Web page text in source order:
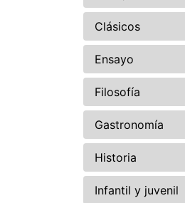
Clásicos
Ensayo
Filosofía
Gastronomía
Historia
Infantil y juvenil